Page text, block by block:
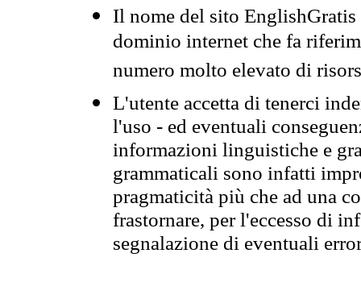
Il nome del sito
dominio internet che fa
numero molto elevato di
L'utente accetta di tenerci
l'uso - ed eventuali
informazioni linguistiche e
grammaticali sono infatti
pragmaticità più che ad una
frastornare, per l'eccesso di
segnalazione di eventuali